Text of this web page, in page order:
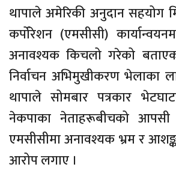
थापाले अमेरिकी अनुदान सहयोग
कर्पोरेशन (एमसीसी)
अनावश्यक किचलो गरेको
निर्वाचन अभिमुखीकरण भेलाका
थापाले सोमबार पत्रकार
नेकपाका नेताहरूबीचको
एमसीसीमा अनावश्यक भ्रम र
आरोप लगाए ।